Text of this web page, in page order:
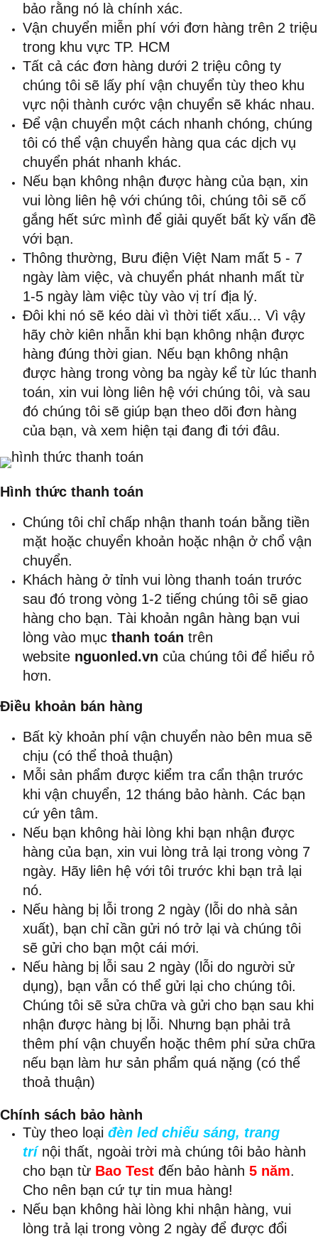
bảo rằng nó là chính xác.
Vận chuyển miễn phí với đơn hàng trên 2 triệu
trong khu vực TP. HCM
Tất cả các đơn hàng dưới 2 triệu công ty
chúng tôi sẽ lấy phí vận chuyển tùy theo khu
vực nội thành cước vận chuyển sẽ khác nhau.
Để vận chuyển một cách nhanh chóng, chúng
tôi có thể vận chuyển hàng qua các dịch vụ
chuyển phát nhanh khác.
Nếu bạn không nhận được hàng của bạn, xin
vui lòng liên hệ với chúng tôi, chúng tôi sẽ cố
gắng hết sức mình để giải quyết bất kỳ vấn đề
với bạn.
Thông thường, Bưu điện Việt Nam mất 5 - 7
ngày làm việc, và chuyển phát nhanh mất từ
1-5 ngày làm việc tùy vào vị trí địa lý.
Đôi khi nó sẽ kéo dài vì thời tiết xấu... Vì vậy
hãy chờ kiên nhẫn khi bạn không nhận được
hàng đúng thời gian. Nếu bạn không nhận
được hàng trong vòng ba ngày kể từ lúc thanh
toán, xin vui lòng liên hệ với chúng tôi, và sau
đó chúng tôi sẽ giúp bạn theo dõi đơn hàng
của bạn, và xem hiện tại đang đi tới đâu.
Hình thức thanh toán
Chúng tôi chỉ chấp nhận thanh toán bằng tiền
mặt hoặc chuyển khoản hoặc nhận ở chổ vận
chuyển.
Khách hàng ở tỉnh vui lòng thanh toán trước
sau đó trong vòng 1-2 tiếng chúng tôi sẽ giao
hàng cho bạn. Tài khoản ngân hàng bạn vui
lòng vào mục thanh toán trên
website nguonled.vn của chúng tôi để hiểu rỏ
hơn.
Điều khoản bán hàng
Bất kỳ khoản phí vận chuyển nào bên mua sẽ
chịu (có thể thoả thuận)
Mỗi sản phẩm được kiểm tra cẩn thận trước
khi vận chuyển, 12 tháng bảo hành. Các bạn
cứ yên tâm.
Nếu bạn không hài lòng khi bạn nhận được
hàng của bạn, xin vui lòng trả lại trong vòng 7
ngày. Hãy liên hệ với tôi trước khi bạn trả lại
nó.
Nếu hàng bị lỗi trong 2 ngày (lỗi do nhà sản
xuất), bạn chỉ cần gửi nó trở lại và chúng tôi
sẽ gửi cho bạn một cái mới.
Nếu hàng bị lỗi sau 2 ngày (lỗi do người sử
dụng), bạn vẫn có thể gửi lại cho chúng tôi.
Chúng tôi sẽ sửa chữa và gửi cho bạn sau khi
nhận được hàng bị lỗi. Nhưng bạn phải trả
thêm phí vận chuyển hoặc thêm phí sửa chữa
nếu bạn làm hư sản phẩm quá nặng (có thể
thoả thuận)
Chính sách bảo hành
Tùy theo loại đèn led chiếu sáng, trang
trí nội thất, ngoài trời mà chúng tôi bảo hành
cho bạn từ Bao Test đến bảo hành 5 năm.
Cho nên bạn cứ tự tin mua hàng!
Nếu bạn không hài lòng khi nhận hàng, vui
lòng trả lại trong vòng 2 ngày để được đổi